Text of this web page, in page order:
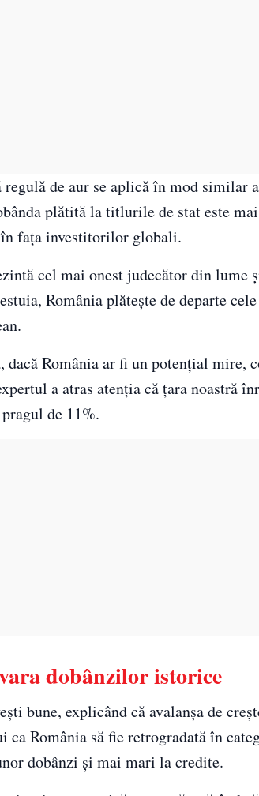
regulă de aur se aplică în mod
plătită la titlurile de stat este mai
fața investitorilor globali.
cel mai onest judecător din
România plătește de departe
România ar fi un potențial mire,
a atras atenția că țara noastră
de 11%.
dobânzilor istorice
bune, explicând că avalanșa de
România să fie retrogradată în
dobânzi și mai mari la credite.